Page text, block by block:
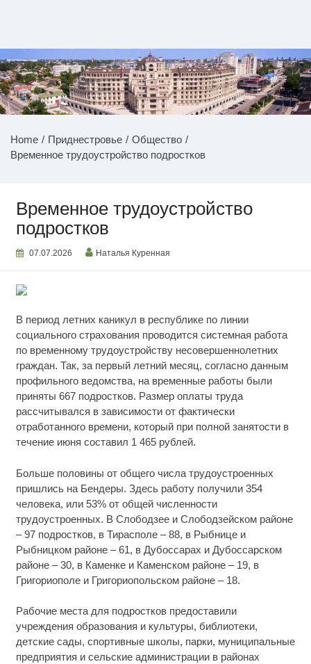
НОВОСТИ ПРИДНЕСТРОВЬЯ
Home Приднестровье
Общество
Временное трудоустройство подростков
Временное трудоустройство
подростков
07.07.2026 Наталья Куренная
В период летних каникул в республике по линии
социального страхования проводится системная работа
по временному трудоустройству несовершеннолетних
граждан. Так, за первый летний месяц, согласно данным
профильного ведомства, на временные работы были
приняты 667 подростков. Размер оплаты труда
рассчитывался в зависимости от фактически
отработанного времени, который при полной занятости в
течение июня составил 1 465 рублей.
Больше половины от общего числа трудоустроенных
пришлись на Бендеры. Здесь работу получили 354
человека, или 53% от общей численности
трудоустроенных. В Слободзее и Слободзейском районе
– 97 подростков, в Тирасполе – 88, в Рыбнице и
Рыбницком районе – 61, в Дубоссарах и Дубоссарском
районе – 30, в Каменке и Каменском районе – 19, в
Григориополе и Григориопольском районе – 18.
Рабочие места для подростков предоставили
учреждения образования и культуры, библиотеки,
детские сады, спортивные школы, парки, муниципальные
предприятия и сельские администрации в районах